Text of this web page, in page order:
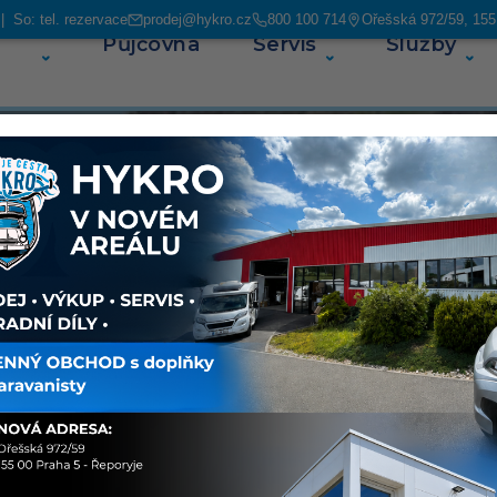
So: tel. rezervace prodej@hykro.cz 800 100 714 Ořešská 972/59,
Půjčovna Servis Služby
vozy
najeto